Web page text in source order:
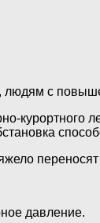
с
давление.